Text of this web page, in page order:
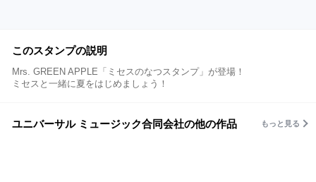
このスタンプの説明
Mrs. GREEN APPLE「ミセスのなつスタンプ」が登場！
ミセスと一緒に夏をはじめましょう！
ユニバーサル ミュージック合同会社の他の作品 もっと見る